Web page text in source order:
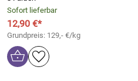
Sofort lieferbar
12,90 €*
Grundpreis: 129,- €/kg